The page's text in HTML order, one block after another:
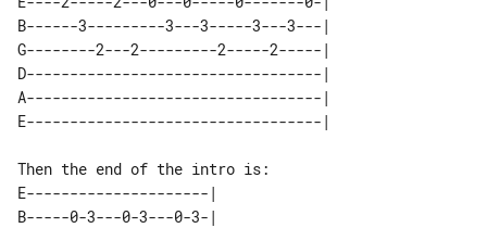
B------3---------3---3-----3---3---|
G--------2---2---------2-----2-----|
D----------------------------------|
A----------------------------------|
E---------------------|
B-----0-3---0-3---0-3-|